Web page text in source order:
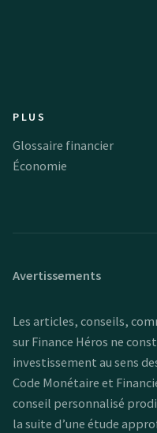
PLUS
Glossaire financier
Économie
Avertissements
Les articles, conseils,
sur Finance Héros ne
investissement au sens
Code Monétaire et
conseil personnalisé
la suite d’une étude